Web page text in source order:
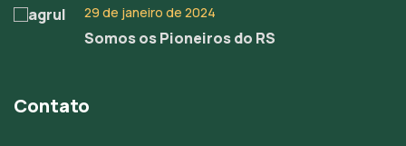
29 de janeiro de 2024
Somos os Pioneiros do RS
Contato